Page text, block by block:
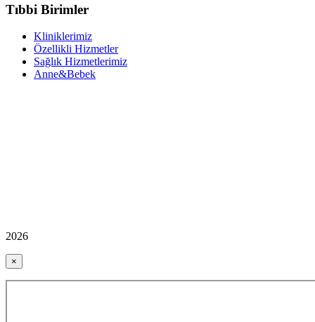
Tıbbi Birimler
Kliniklerimiz
Özellikli Hizmetler
Sağlık Hizmetlerimiz
Anne&Bebek
2026
×